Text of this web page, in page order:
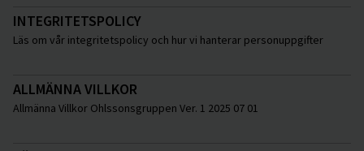
INTEGRITETSPOLICY
Läs om vår integritetspolicy och hur vi hanterar personuppgifter
ALLMÄNNA VILLKOR
Allmänna Villkor Ohlssonsgruppen Ver. 1 2025 07 01